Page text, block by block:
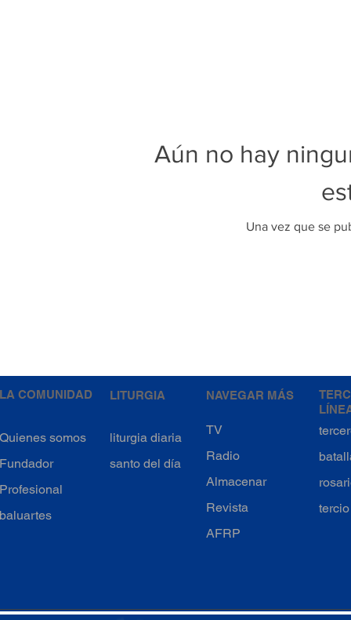
Aún no hay
Una vez que se
LA COMUNIDAD
Quienes somos
Fundador
Profesional
baluartes
LITURGIA
liturgia diaria
santo del día
NAVEGAR MÁS
TV
Radio
Almacenar
Revista
AFRP